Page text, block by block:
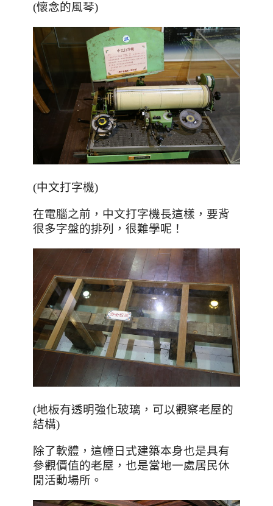
(懷念的風琴)
(中文打字機)
在電腦之前，中文打字機長這樣，要背
很多字盤的排列，很難學呢！
(地板有透明強化玻璃，可以觀察老屋的
結構)
除了軟體，這幢日式建築本身也是具有
參觀價值的老屋，也是當地一處居民休
閒活動場所。